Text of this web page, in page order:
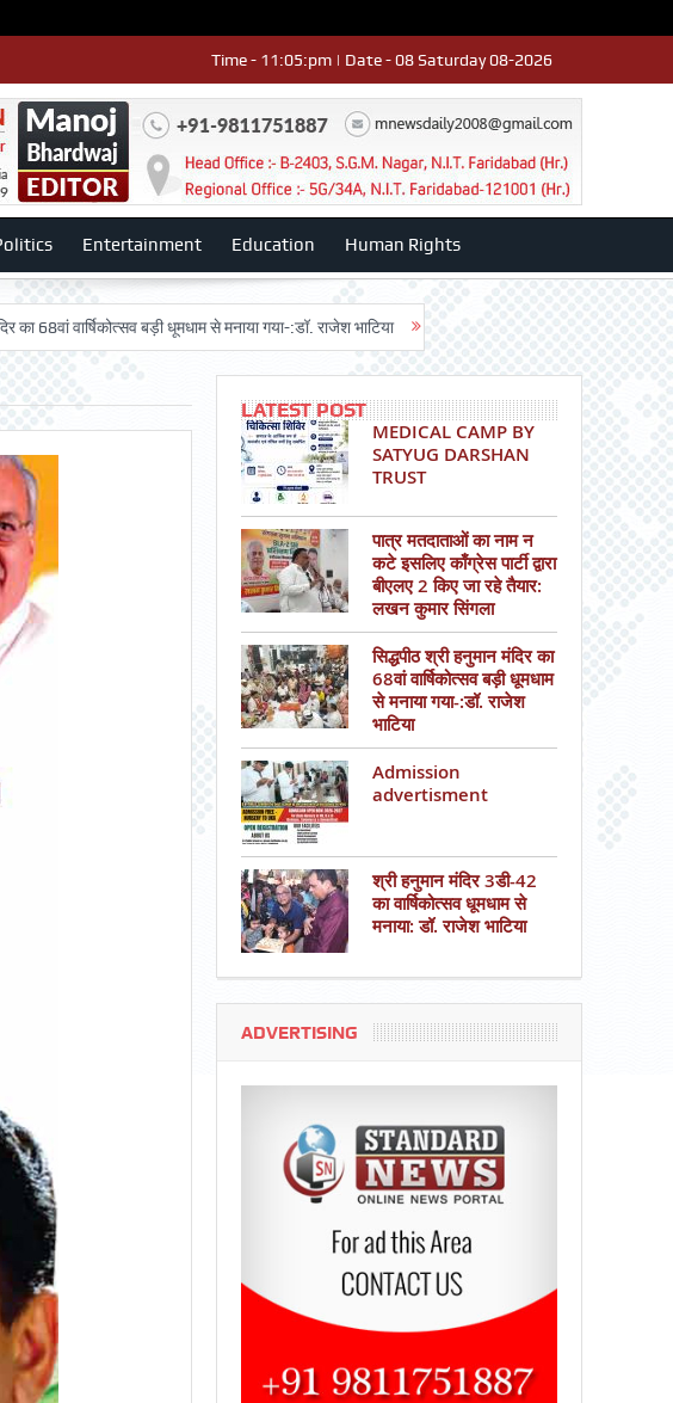
Time - 11:05:pm | Date - 08 Saturday 08-2026
Entertainment Education Human Rights
बड़ी धूमधाम से मनाया गया-:डॉ. राजेश भाटिया Admission advertisment श्री हनुमान मंदिर
LATEST POST
MEDICAL CAMP BY
SATYUG DARSHAN
TRUST
पात्र मतदाताओं का नाम न
कटे इसलिए काँग्रेस पार्टी द्वारा
बीएलए 2 किए जा रहे तैयार:
लखन कुमार सिंगला
सिद्धपीठ श्री हनुमान मंदिर का
68वां वार्षिकोत्सव बड़ी धूमधाम
से मनाया गया-:डॉ. राजेश
भाटिया
Admission
advertisment
श्री हनुमान मंदिर 3डी-42
का वार्षिकोत्सव धूमधाम से
मनाया: डॉ. राजेश भाटिया
ADVERTISING